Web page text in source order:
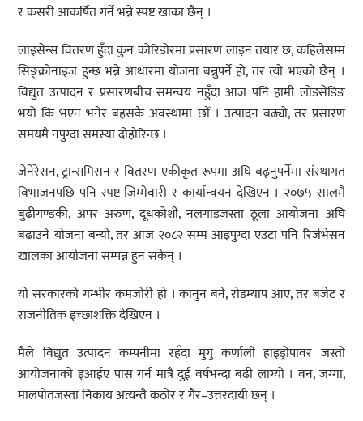
र कसरी आकर्षित गर्ने भन्ने स्पष्ट खाका छैन् ।
लाइसेन्स वितरण हुँदा कुन कोरिडोरमा प्रसारण लाइन तयार छ, कहिलेसम्म
सिङ्क्रोनाइज हुन्छ भन्ने आधारमा योजना बन्नुपर्ने हो, तर त्यो भएको छैन् ।
विद्युत उत्पादन र प्रसारणबीच समन्वय नहुँदा आज पनि हामी लोडसेडिङ
भयो कि भएन भनेर बहसकै अवस्थामा छौँ । उत्पादन बढ्यो, तर प्रसारण
समयमै नपुग्दा समस्या दोहोरिन्छ ।
जेनेरेसन, ट्रान्समिसन र वितरण एकीकृत रूपमा अघि बढ्नुपर्नेमा संस्थागत
विभाजनपछि पनि स्पष्ट जिम्मेवारी र कार्यान्वयन देखिएन । २०७५ सालमै
बुढीगण्डकी, अपर अरुण, दूधकोशी, नलगाडजस्ता ठूला आयोजना अघि
बढाउने योजना बन्यो, तर आज २०८२ सम्म आइपुग्दा एउटा पनि रिर्जभेसन
खालका आयोजना सम्पन्न हुन सकेन् ।
यो सरकारको गम्भीर कमजोरी हो । कानुन बने, रोडम्याप आए, तर बजेट र
राजनीतिक इच्छाशक्ति देखिएन ।
मैले विद्युत उत्पादन कम्पनीमा रहँदा मुगु कर्णाली हाइड्रोपावर जस्तो
आयोजनाको इआईए पास गर्न मात्रै दुई वर्षभन्दा बढी लाग्यो । वन, जग्गा,
मालपोतजस्ता निकाय अत्यन्तै कठोर र गैर–उत्तरदायी छन् ।